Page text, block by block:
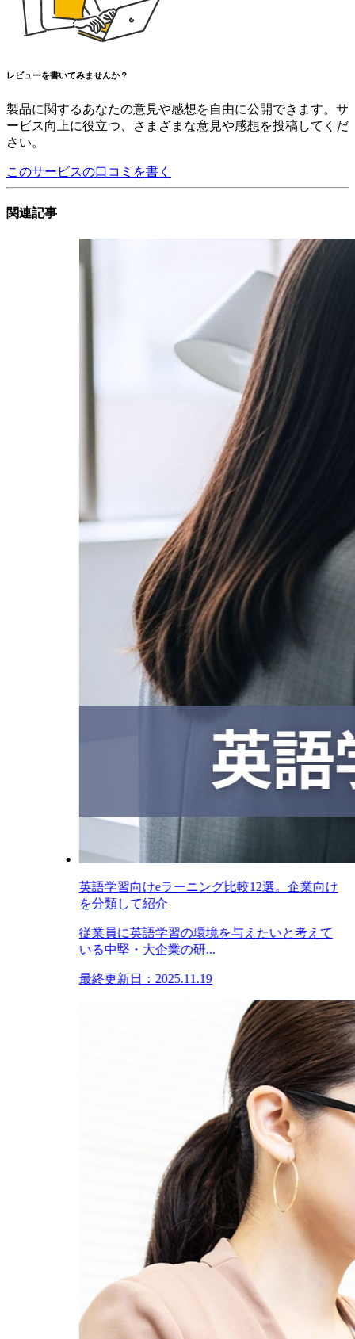
レビューを書いてみませんか？
製品に関するあなたの意見や感想を自由に公開できます。サ
ービス向上に役立つ、さまざまな意見や感想を投稿してくだ
さい。
このサービスの口コミを書く
関連記事
英語学習向けeラーニング比較12選。企業向け
を分類して紹介
従業員に英語学習の環境を与えたいと考えて
いる中堅・大企業の研...
最終更新日：2025.11.19